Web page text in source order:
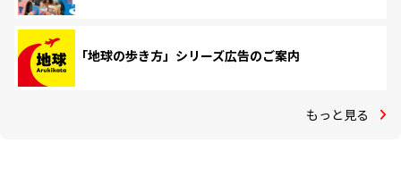
「地球の歩き方」シリーズ広告のご案内
もっと見る